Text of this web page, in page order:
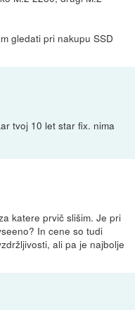
gledati pri nakupu SSD
tvoj 10 let star fix. nima
katere prvič slišim. Je pri
In cene so tudi
ali pa je najbolje